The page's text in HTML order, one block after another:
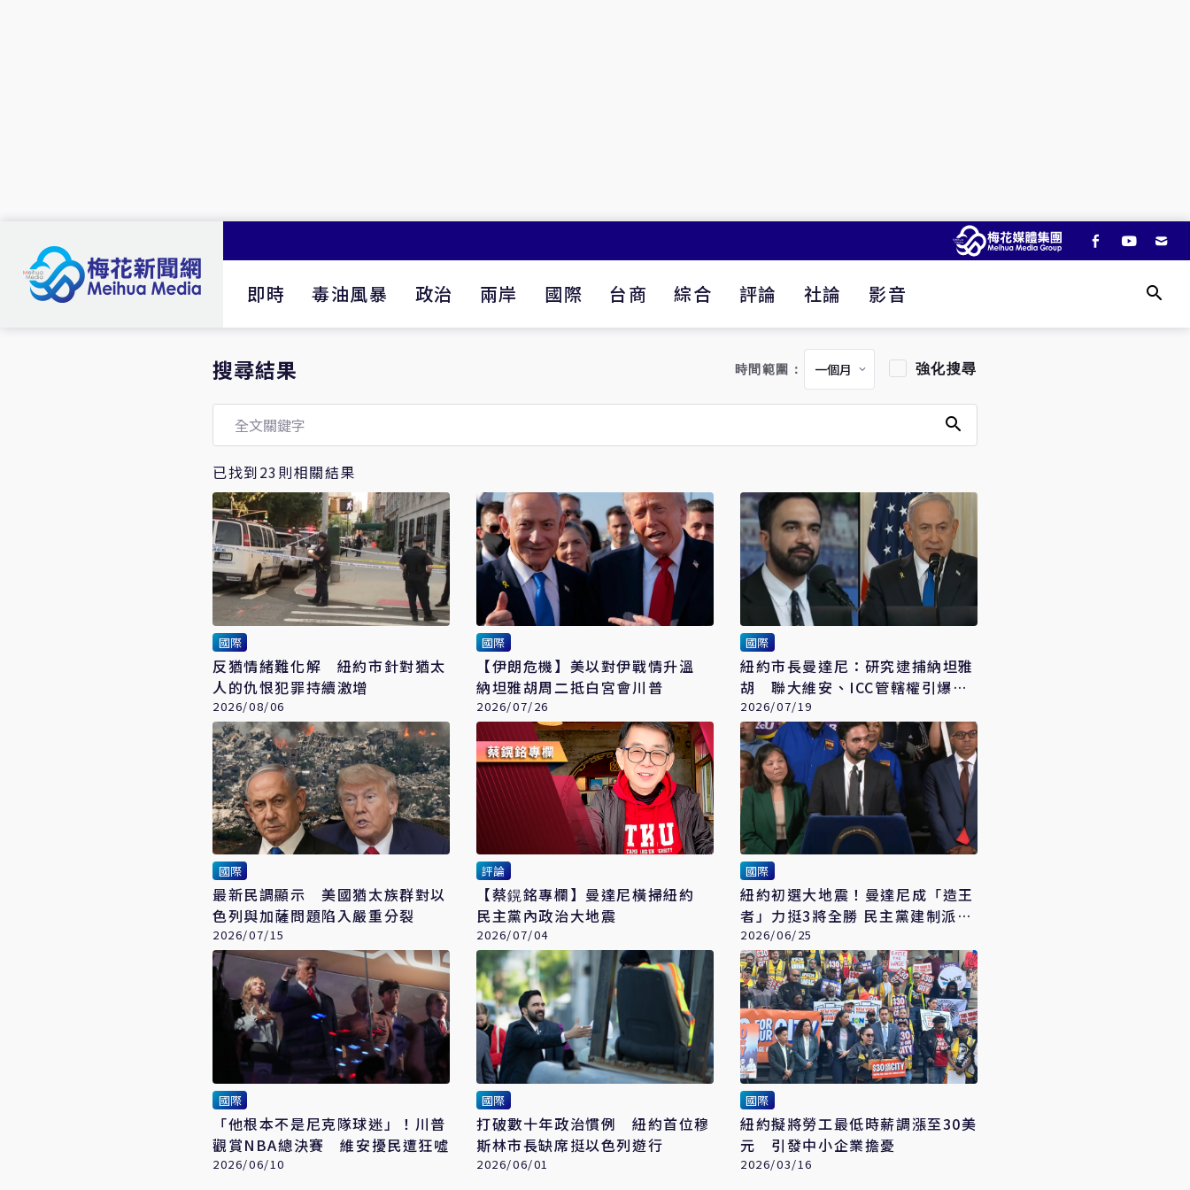
即時 毒油風暴 政治 兩岸 國際 台商 綜合 評論 社論 影音
搜尋結果 時間範圍： 強化搜尋
已找到23則相關結果
國際
反猶情緒難化解 紐約市針對猶太
人的仇恨犯罪持續激增
2026/08/06
國際
【伊朗危機】美以對伊戰情升溫
納坦雅胡周二抵白宮會川普
2026/07/26
國際
紐約市長曼達尼：研究逮捕納坦雅
胡 聯大維安、ICC管轄權引爆美
以爭議
2026/07/19
國際
最新民調顯示 美國猶太族群對以
色列與加薩問題陷入嚴重分裂
2026/07/15
評論
【蔡鎤銘專欄】曼達尼橫掃紐約
民主黨內政治大地震
2026/07/04
國際
紐約初選大地震！曼達尼成「造王
者」力挺3將全勝 民主黨建制派遭
重創
2026/06/25
國際
「他根本不是尼克隊球迷」！川普
觀賞NBA總決賽 維安擾民遭狂噓
2026/06/10
國際
打破數十年政治慣例 紐約首位穆
斯林市長缺席挺以色列遊行
2026/06/01
國際
紐約擬將勞工最低時薪調漲至30美
元 引發中小企業擔憂
2026/03/16